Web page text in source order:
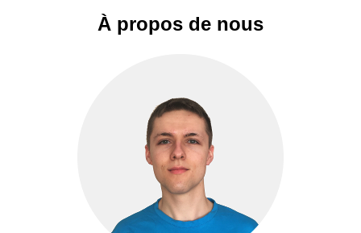
À propos de nous